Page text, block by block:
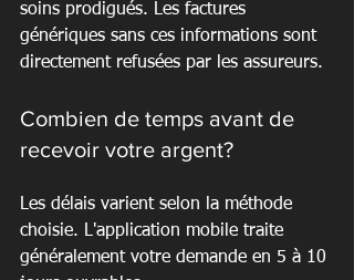
soins prodigués. Les factures
génériques sans ces informations sont
directement refusées par les assureurs.
Combien de temps avant de
recevoir votre argent?
Les délais varient selon la méthode
choisie. L'application mobile traite
généralement votre demande en 5 à 10